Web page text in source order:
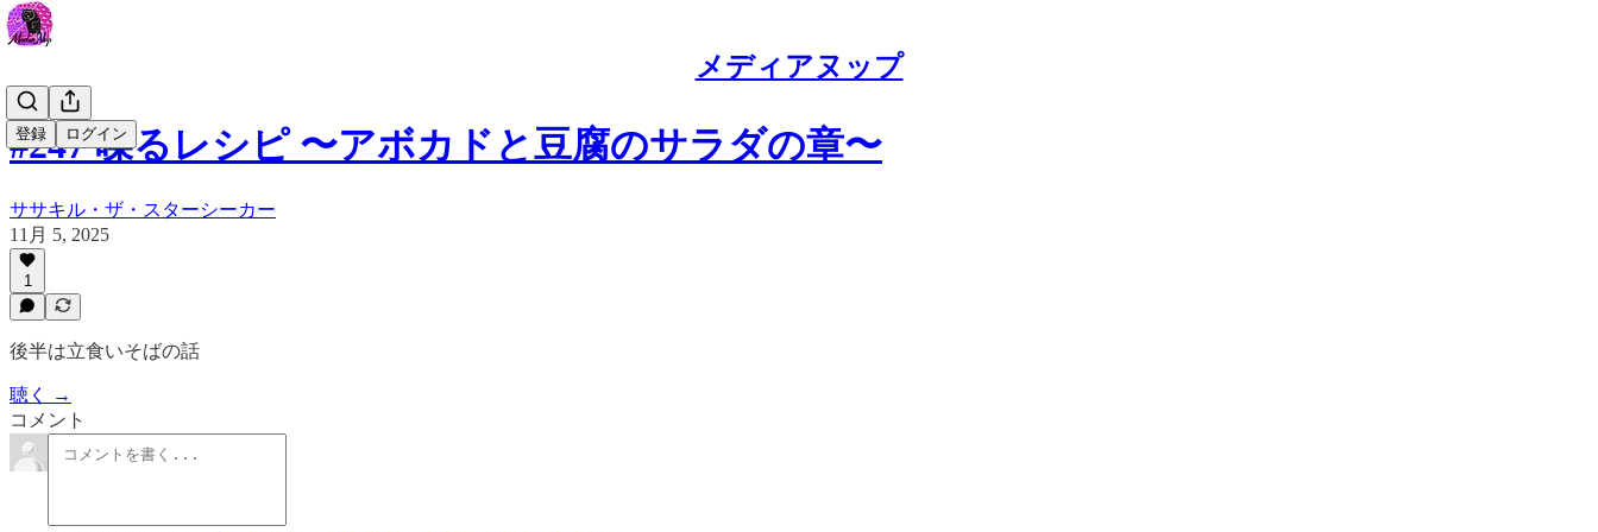
メディアヌップ
登録 ログイン
#247 喋るレシピ 〜アボカドと豆腐のサラダの章〜
ササキル・ザ・スターシーカー
11月 5, 2025
1
後半は立食いそばの話
聴く →
コメント